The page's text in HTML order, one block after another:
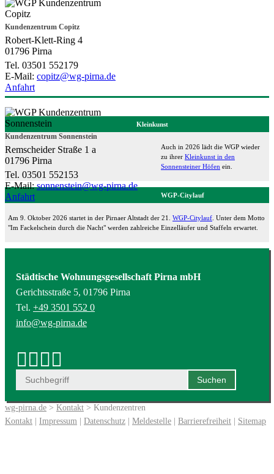
Kundenzentrum Copitz
Robert-Klett-Ring 4
01796 Pirna
Tel. 03501 552179
E-Mail: copitz@wg-pirna.de
Anfahrt
Kundenzentrum Sonnenstein
Remscheider Straße 1 a
01796 Pirna
Tel. 03501 552153
E-Mail:sonnenstein@wg-pirna.de
Anfahrt
Kleinkunst
Auch in 2026 lädt die WGP wieder
zu ihrer Kleinkunst in den
Sonnensteiner Höfen ein.
WGP-Citylauf
Am 9. Oktober 2026 startet in der Pirnaer Altstadt der 21. WGP-Citylauf . Unter dem Motto
"Im Fackelschein durch die Nacht" werden zahlreiche Einzelläufer und Staffeln erwartet.
Städtische Wohnungsgesellschaft Pirna mbH
Gerichtsstraße 5, 01796 Pirna
Tel. +49 3501 552 0
info@wg-pirna.de
wg-pirna.de > Kontakt > Kundenzentren
Kontakt | Impressum | Datenschutz | Meldestelle | Barrierefreiheit | Sitemap